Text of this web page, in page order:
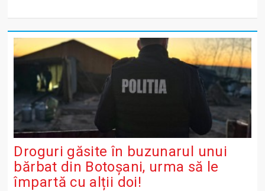
Droguri găsite în buzunarul unui
bărbat din Botoșani, urma să le
împartă cu alții doi!